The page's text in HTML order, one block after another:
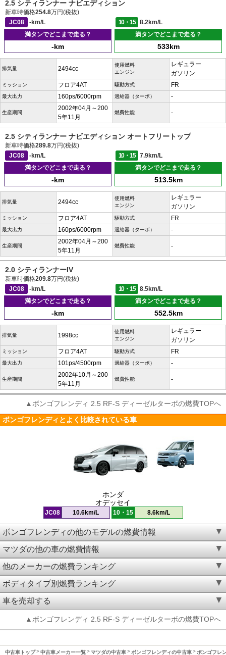
2.5 シティランナー ナビエディション
新車時価格254.8万円(税抜)
JC08
-km/L 10・15
8.2km/L
満タンでどこまで走る？
-km
満タンでどこまで走る？
533km
排気量 2494cc
使用燃料
エンジン
レギュラー
ガソリン
ミッション フロア4AT 駆動方式 FR
最大出力 160ps/6000rpm 過給器（ターボ） -
生産期間
2002年04月～200
5年11月
燃費性能 -
2.5 シティランナー ナビエディション オートフリートップ
新車時価格289.8万円(税抜)
JC08
-km/L 10・15
7.9km/L
満タンでどこまで走る？
-km
満タンでどこまで走る？
513.5km
排気量 2494cc
使用燃料
エンジン
レギュラー
ガソリン
ミッション フロア4AT 駆動方式 FR
最大出力 160ps/6000rpm 過給器（ターボ） -
生産期間
2002年04月～200
5年11月
燃費性能 -
2.0 シティランナーIV
新車時価格209.8万円(税抜)
JC08
-km/L 10・15
8.5km/L
満タンでどこまで走る？
-km
満タンでどこまで走る？
552.5km
排気量 1998cc
使用燃料
エンジン
レギュラー
ガソリン
ミッション フロア4AT 駆動方式 FR
最大出力 101ps/4500rpm 過給器（ターボ） -
生産期間
2002年10月～200
5年11月
燃費性能 -
▲ボンゴフレンディ 2.5 RF-S ディーゼルターボの燃費TOPへ
ボンゴフレンディとよく比較されている車
ホンダ
オデッセイ
JC08 10.6km/L 10・15 8.6km/L
ボンゴフレンディの他のモデルの燃費情報
マツダの他の車の燃費情報
他のメーカーの燃費ランキング
ボディタイプ別燃費ランキング
車を売却する
▲ボンゴフレンディ 2.5 RF-S ディーゼルターボの燃費TOPへ
中古車トップ 中古車メーカー一覧 マツダの中古車 ボンゴフレンディの中古車 ボンゴフレ